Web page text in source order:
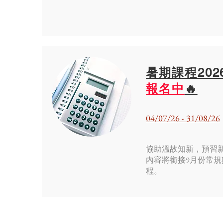
暑期課程
報名中 🔥
04/07/26 - 31/08/26
協助溫故知新，預習
內容將銜接9月份常
程。